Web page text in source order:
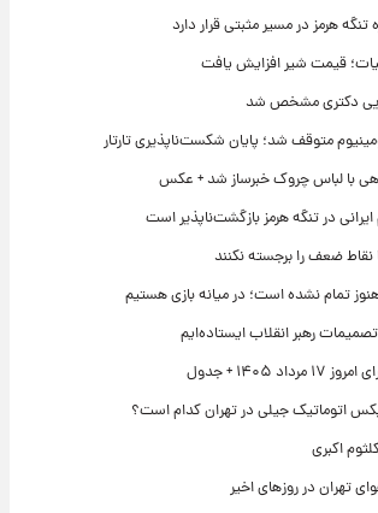
تنگه هرمز در مسیر مثبتی قرار دارد
قیمت شیر افزایش یافت
دکتری مشخص شد
متوقف شد؛ پایان شکست‌ناپذیری تارتار
با لباس چروک خبرساز شد + عکس
در تنگه هرمز بازگشت‌ناپذیر است
نقاط ضعف را برجسته نکنند
تمام نشده است؛ در میانه بازی هستیم
رهبر انقلاب ایستاده‌ایم
۱۴۰۵ + جدول
اتوماتیک جیلی در تهران کدام است؟
اکبری
تهران در روزهای اخیر